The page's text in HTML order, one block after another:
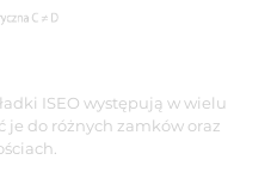
ISEO występują w wielu
je do różnych zamków oraz